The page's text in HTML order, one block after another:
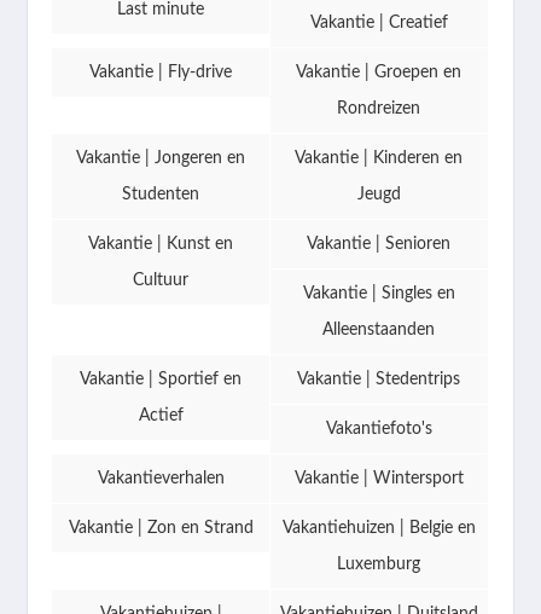
Last minute
Vakantie | Creatief
Vakantie | Fly-drive Vakantie | Groepen en
Rondreizen
Vakantie | Jongeren en
Studenten
Vakantie | Kinderen en
Jeugd
Vakantie | Kunst en
Cultuur
Vakantie | Senioren
Vakantie | Singles en
Alleenstaanden
Vakantie | Sportief en
Actief
Vakantie | Stedentrips
Vakantiefoto's
Vakantieverhalen Vakantie | Wintersport
Vakantie | Zon en Strand Vakantiehuizen | Belgie en
Luxemburg